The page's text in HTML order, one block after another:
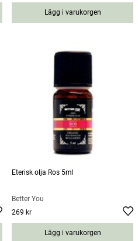
Lägg i varukorgen
Eterisk olja Ros 5ml
Better You
Pris:
269 kr
Lägg i varukorgen